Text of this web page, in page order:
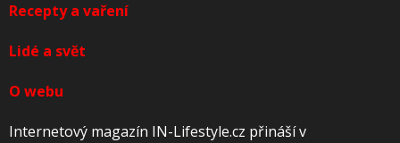
Recepty a vaření
Lidé a svět
O webu
Internetový magazín IN-Lifestyle.cz přináší v